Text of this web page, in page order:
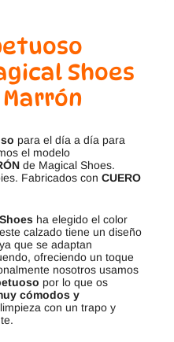
Shoes
para el día a día para
el modelo
de Magical Shoes.
Fabricados con CUERO
ha elegido el color
calzado tiene un diseño
que se adaptan
ofreciendo un toque
nosotros usamos
por lo que os
cómodos y
con un trapo y